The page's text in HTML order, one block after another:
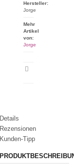
Hersteller:
Jorge
Mehr
Artikel
von:
Jorge
Details
Rezensionen
Kunden-Tipp